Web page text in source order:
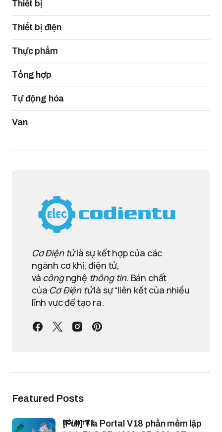
Thiết bị
Thiết bị điện
Thực phẩm
Tổng hợp
Tự động hóa
Van
Cơ Điện tửlà sự kết hợp của các
ngành cơ khí, điện tử,
và côngnghệ thông tin. Bản chất
của Cơ Điện tửlà sự “liên kết của nhiều
lĩnh vực để tạo ra.
Featured Posts
[Full] Tia Portal V18 phần mềm lập
bởi lamtt